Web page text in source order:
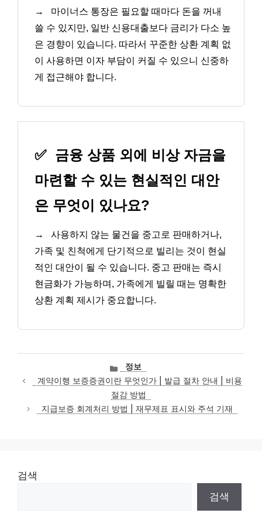
→
마이너스 통장은 필요할 때마다 돈을 꺼내
쓸 수 있지만, 일반 신용대출보다 금리가 다소 높
은 경향이 있습니다. 따라서 꾸준한 상환 계획 없
이 사용하면 이자 부담이 커질 수 있으니 신중하
게 접근해야 합니다.
✅ 금융 상품 외에 비상 자금을
마련할 수 있는 현실적인 대안
은 무엇이 있나요?
→
사용하지 않는 물건을 중고로 판매하거나,
가족 및 친척에게 단기적으로 빌리는 것이 현실
적인 대안이 될 수 있습니다. 중고 판매는 즉시
현금화가 가능하며, 가족에게 빌릴 때는 명확한
상환 계획 제시가 중요합니다.
카
테
고
리
정보
계약이행 보증증권이란 무엇인가 | 발급 절차 안내 | 비용
절감 방법
지급보증 회계처리 방법 | 재무제표 표시와 주석 기재
검색
검색